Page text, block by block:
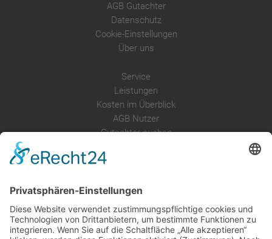
AGB Gutachter
Datenschutz
Cookie-Einstellungen
Über uns
Service
Leistungen
Kosten im Überblick
AGB Nutzer
Gutachter suchen
Anfrage
Presse
Partner: Der DGuSV
als Gutachter eintragen